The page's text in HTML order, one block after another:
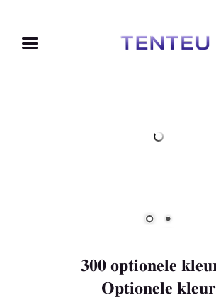
300 optionele
Optionele kleur